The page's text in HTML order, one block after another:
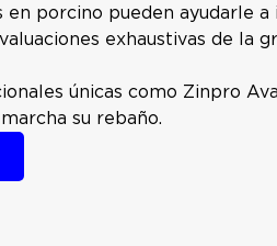
porcino pueden ayudarle a
exhaustivas de la
únicas como Zinpro
su rebaño.